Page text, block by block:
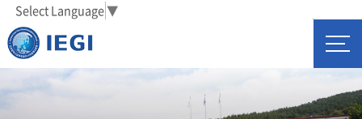
Select Language▼
전
체
메